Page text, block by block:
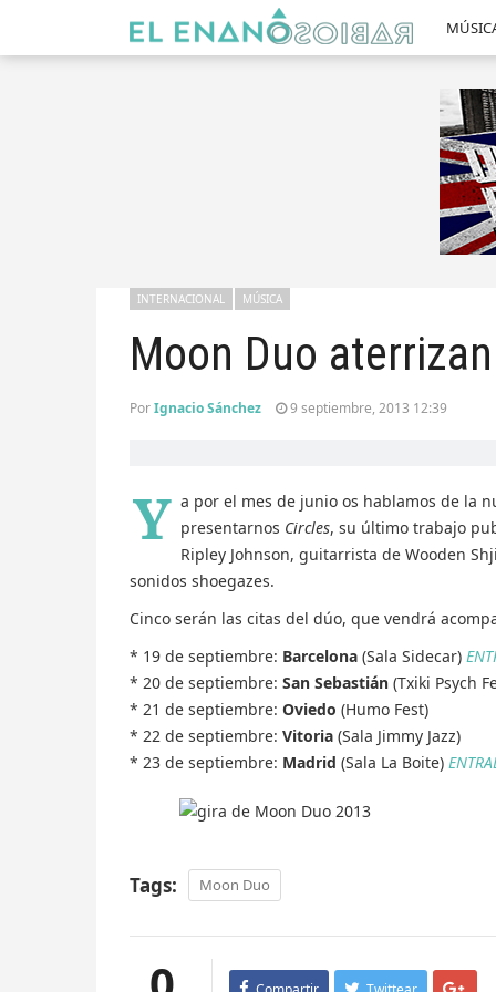
Moon Duo
INTERNACIONAL MÚSICA
PorIgnacio Sánchez 9 septiembre, 2013 12:39
Y a por el mes de junio os hablamos de la
presentarnos Circles, su último trabajo
Ripley Johnson, guitarrista de Wooden
sonidos shoegazes.
Cinco serán las citas del dúo, que vendrá
* 19 de septiembre: Barcelona (Sala Sidecar)
* 20 de septiembre: San Sebastián (Txiki Psych
* 21 de septiembre: Oviedo (Humo Fest)
* 22 de septiembre: Vitoria (Sala Jimmy Jazz)
* 23 de septiembre: Madrid (Sala La Boite)
Tags: Moon Duo